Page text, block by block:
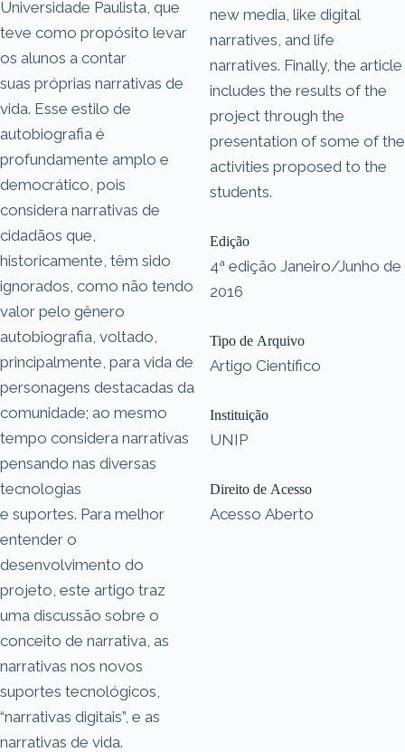
Universidade Paulista, que
teve como propósito levar
os alunos a contar
suas próprias narrativas de
vida. Esse estilo de
autobiografia é
profundamente amplo e
democrático, pois
considera narrativas de
cidadãos que,
historicamente, têm sido
ignorados, como não tendo
valor pelo gênero
autobiografia, voltado,
principalmente, para vida de
personagens destacadas da
comunidade; ao mesmo
tempo considera narrativas
pensando nas diversas
tecnologias
e suportes. Para melhor
entender o
desenvolvimento do
projeto, este artigo traz
uma discussão sobre o
conceito de narrativa, as
narrativas nos novos
suportes tecnológicos,
“narrativas digitais”, e as
narrativas de vida.
new media, like digital
narratives, and life
narratives. Finally, the article
includes the results of the
project through the
presentation of some of the
activities proposed to the
students.
Edição
4ª edição Janeiro/Junho de
2016
Tipo de Arquivo
Artigo Científico
Instituição
UNIP
Direito de Acesso
Acesso Aberto